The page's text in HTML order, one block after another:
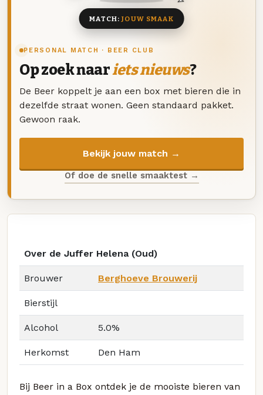
PERSONAL MATCH · BEER CLUB
Op zoek naariets nieuws?
De Beer koppelt je aan een box met bieren die in
dezelfde straat wonen. Geen standaard pakket.
Gewoon raak.
Bekijk jouw match →
Of doe de snelle smaaktest →
MATCH:JOUW SMAAK
Over de Juffer Helena (Oud)
Brouwer Berghoeve Brouwerij
Bierstijl
Alcohol 5.0%
Herkomst Den Ham
Bij Beer in a Box ontdek je de mooiste bieren van